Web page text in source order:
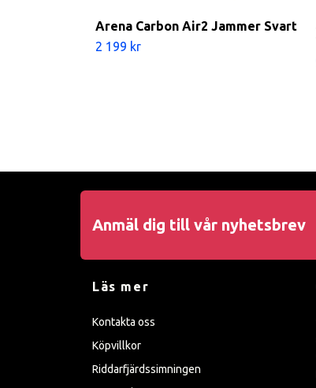
Arena Carbon Air2 Jammer Svart
2 199 kr
Anmäl dig till vår nyhetsbrev
Läs mer
Kontakta oss
Köpvillkor
Riddarfjärdssimningen